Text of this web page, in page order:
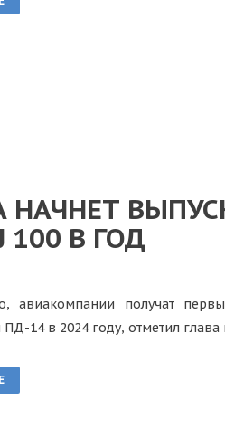
НАЧНЕТ
В ГОД
авиакомпании получат
ПД-14 в 2024 году, отметил